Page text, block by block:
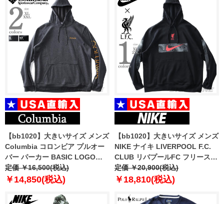
【bb1020】大きいサイズ メンズ
Columbia コロンビア プルオー
バー パーカー BASIC LOGO
HOODIE USA直輸入 1681661
定価 ￥16,500(税込)
￥14,850(税込)
【bb1020】大きいサイズ メンズ
NIKE ナイキ LIVERPOOL F.C.
CLUB リバプールFC フリース
プルオーバー パーカー USA直輸
入 dn3119
定価 ￥20,900(税込)
￥18,810(税込)